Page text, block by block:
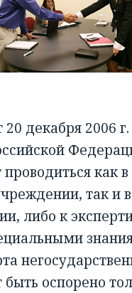
декабря 2006
как в
так и
либо к
оспорено